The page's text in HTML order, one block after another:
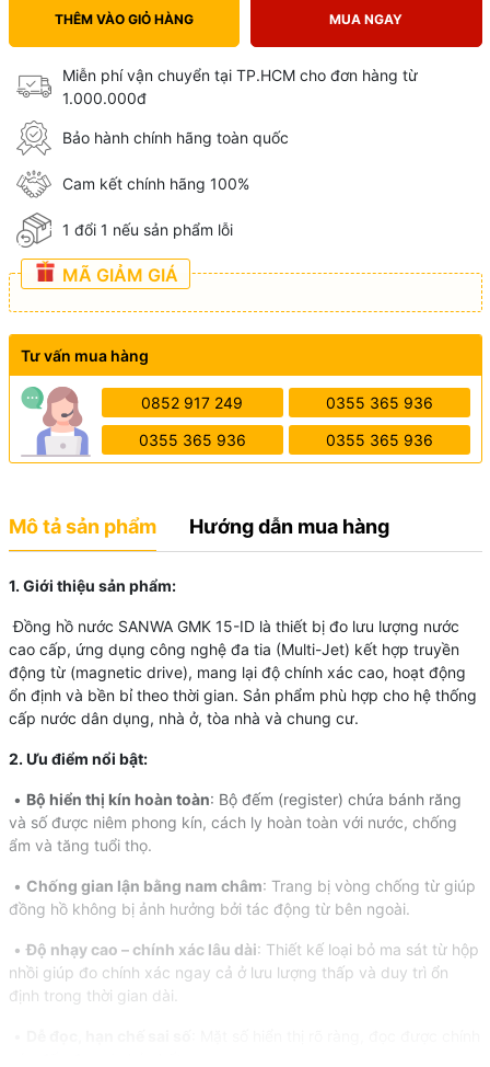
THÊM VÀO GIỎ HÀNG MUA NGAY
Miễn phí vận chuyển tại TP.HCM cho đơn hàng từ
1.000.000đ
Bảo hành chính hãng toàn quốc
Cam kết chính hãng 100%
1 đổi 1 nếu sản phẩm lỗi
MÃ GIẢM GIÁ
Tư vấn mua hàng
0852 917 249 0355 365 936
0355 365 936 0355 365 936
Mô tả sản phẩm Hướng dẫn mua hàng
1. Giới thiệu sản phẩm:
Đồng hồ nước SANWA GMK 15-ID là thiết bị đo lưu lượng nước
cao cấp, ứng dụng công nghệ đa tia (Multi-Jet) kết hợp truyền
động từ (magnetic drive), mang lại độ chính xác cao, hoạt động
ổn định và bền bỉ theo thời gian. Sản phẩm phù hợp cho hệ thống
cấp nước dân dụng, nhà ở, tòa nhà và chung cư.
2. Ưu điểm nổi bật:
• Bộ hiển thị kín hoàn toàn: Bộ đếm (register) chứa bánh răng
và số được niêm phong kín, cách ly hoàn toàn với nước, chống
ẩm và tăng tuổi thọ.
• Chống gian lận bằng nam châm: Trang bị vòng chống từ giúp
đồng hồ không bị ảnh hưởng bởi tác động từ bên ngoài.
•Độ nhạy cao – chính xác lâu dài: Thiết kế loại bỏ ma sát từ hộp
nhồi giúp đo chính xác ngay cả ở lưu lượng thấp và duy trì ổn
định trong thời gian dài.